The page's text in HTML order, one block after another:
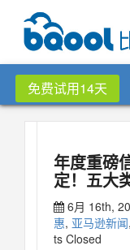
免费试用14天
年度重磅
定！五大
6月 16th,
惠, 亚马逊新闻,
ts Closed